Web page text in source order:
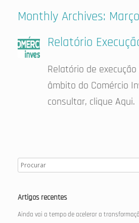
Monthly Archives:
Relatório
Relatório de
âmbito do Comércio
consultar, clique Aqui.
Artigos recentes
Ainda vai a tempo de acelerar a